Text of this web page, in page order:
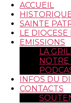
ACCUEIL
SAINTE
LE DIOCESE
EMISSIONS
LA
INFOS DU
CONTACTS